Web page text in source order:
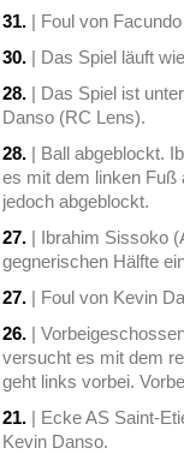
31. | Foul von
30. | Das Spiel läuft
28. | Das Spiel ist
Danso (RC Lens).
28. | Ball abgeblockt.
es mit dem linken
jedoch abgeblockt.
27. | Ibrahim Sissoko
gegnerischen Hälfte
27. | Foul von Kevin
26. |
versucht es mit dem
geht links vorbei.
21. | Ecke AS Saint-
Kevin Danso.